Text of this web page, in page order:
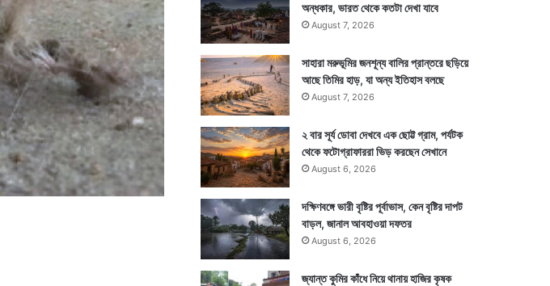
অন্ধকার, ভারত থেকে কতটা দেখা যাবে
August 7, 2026
সাহারা মরুভূমির জনশূন্য বালির প্রান্তরে ছড়িয়ে
আছে তিমির হাড়, যা অন্য ইতিহাস বলছে
August 7, 2026
২ বার সূর্য ডোবা দেখবে এক ছোট্ট গ্রাম, পর্যটক
থেকে ফটোগ্রাফাররা ভিড় করছেন সেখানে
August 6, 2026
দক্ষিণবঙ্গে ভারী বৃষ্টির পূর্বাভাস, কেন বৃষ্টির দাপট
বাড়ল, জানাল আবহাওয়া দফতর
August 6, 2026
জ্যান্ত কুমির কাঁধে নিয়ে থানায় হাজির কৃষক